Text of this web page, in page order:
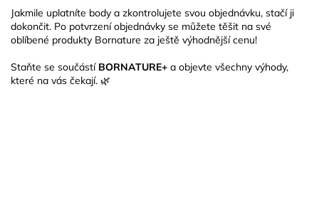
Jakmile uplatníte body a zkontrolujete svou objednávku, stačí ji
dokončit. Po potvrzení objednávky se můžete těšit na své
oblíbené produkty Bornature za ještě výhodnější cenu!
Staňte se součástí BORNATURE+ a objevte všechny výhody,
které na vás čekají. 🌿